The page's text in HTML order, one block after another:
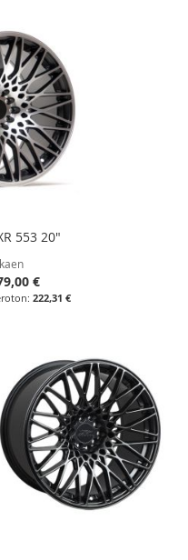
553 20"
€
222,31 €